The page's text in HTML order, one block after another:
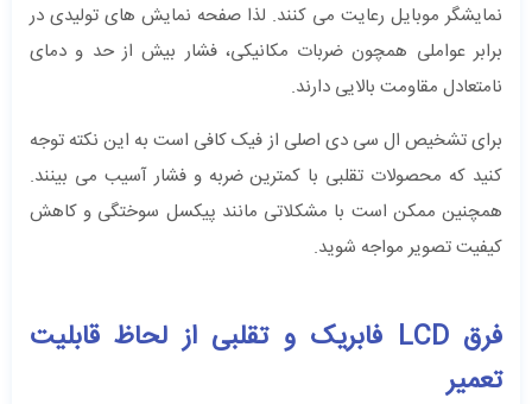
نمایشگر موبایل رعایت می کنند. لذا صفحه نمایش های تولیدی در
برابر عواملی همچون ضربات مکانیکی، فشار بیش از حد و دمای
نامتعادل مقاومت بالایی دارند.
برای تشخیص ال‌ سی ‌‌دی اصلی از فیک کافی است به این نکته توجه
کنید که محصولات تقلبی با کمترین ضربه و فشار آسیب می‌ بینند.
همچنین ممکن است با مشکلاتی مانند پیکسل سوختگی و کاهش
کیفیت تصویر مواجه شوید.
فرق LCD فابریک و تقلبی از لحاظ قابلیت
تعمیر